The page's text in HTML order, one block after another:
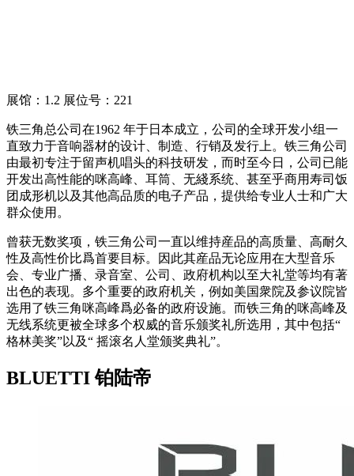
展馆：1.2 展位号：221
铁三角总公司在1962 年于日本成立，公司的全球开发小组一
直致力于音响器材的设计、制造、行销及发行上。铁三角公司
由最初专注于留声机唱头的科技研发，而时至今日，公司已能
开发出高性能的咪高峰、耳筒、无綫系统、甚至乎商用寿司饭
团成形机以及其他高品质的电子产品，提供给专业人士和广大
群众使用。
曾获无数奖项，铁三角公司一直以维持産品的高质量、高耐久
性及高性价比爲首要目标。因此其産品无论应用在大型音乐
会、专业广播、录音室、公司、政府机构以至大礼堂等均有著
出色的表现。多个重要的政府机关，例如美国衆院及参议院皆
选用了铁三角咪高峰爲必备的政府设施。而铁三角的咪高峰及
无线系统更被全球多个权威的音乐颁奖礼所选用，其中包括“
格林美奖”以及“ 摇滚名人堂颁奖典礼”。
BLUETTI 铂陆帝